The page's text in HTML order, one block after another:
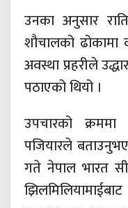
उनका अनुसार
शौचालको
अवस्था प्रहरीले
पठाएको थियो ।
उपचारको
पजियारले
गते नेपाल भारत